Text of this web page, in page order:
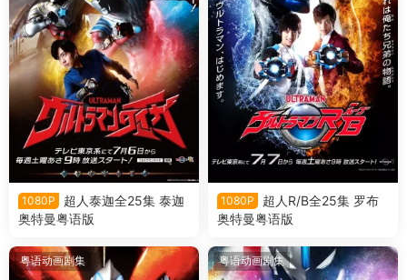
1080P
超人泰迦全25集 泰迦
奥特曼粤语版
1080P
超人R/B全25集 罗布
奥特曼粤语版
粤语动画剧集 粤语动画剧集